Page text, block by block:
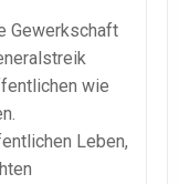
Gewerkschaft
wie
Leben,